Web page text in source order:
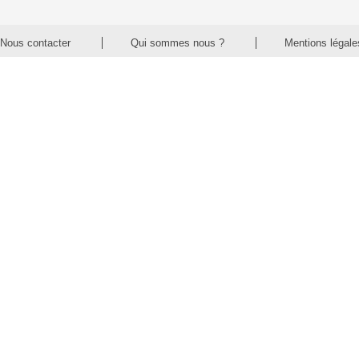
Nous contacter Qui sommes nous ? Mentions